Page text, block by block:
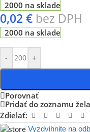
2000 na sklade
0,02€ bez DPH
2000 na sklade
- +
Porovnať
Pridať do zoznamu
Zdielať:
Vyzdvihnite na